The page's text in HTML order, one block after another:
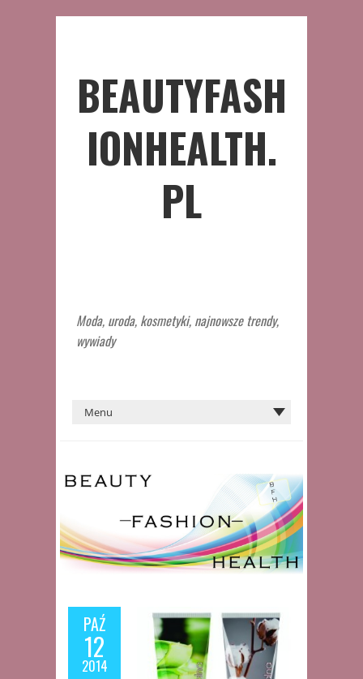
BEAUTYFASH
IONHEALTH.
PL
Moda, uroda, kosmetyki, najnowsze trendy,
wywiady
PAŹ
12
2014